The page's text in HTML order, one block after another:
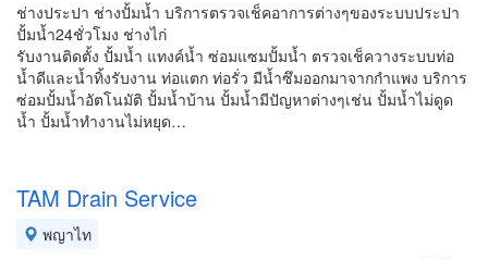
ช่างประปา ช่างปั้มน้ำ บริการตรวจเช็คอาการต่างๆของระบบประปา
ปั้มน้ำ24ชั่วโมง ช่างไก่
รับงานติดตั้ง ปั้มน้ำ แทงค์น้ำ ซ่อมแซมปั้มน้ำ ตรวจเช็ควางระบบท่อ
น้ำดีและน้ำทิ้งรับงาน ท่อแตก ท่อรั่ว มีน้ำซึมออกมาจากกำแพง บริการ
ซ่อมปั้มน้ำอัตโนมัติ ปั้มน้ำบ้าน ปั้มน้ำมีปัญหาต่างๆเช่น ปั้มน้ำไม่ดูด
น้ำ ปั้มน้ำทำงานไม่หยุด…
TAM Drain Service
พญาไท